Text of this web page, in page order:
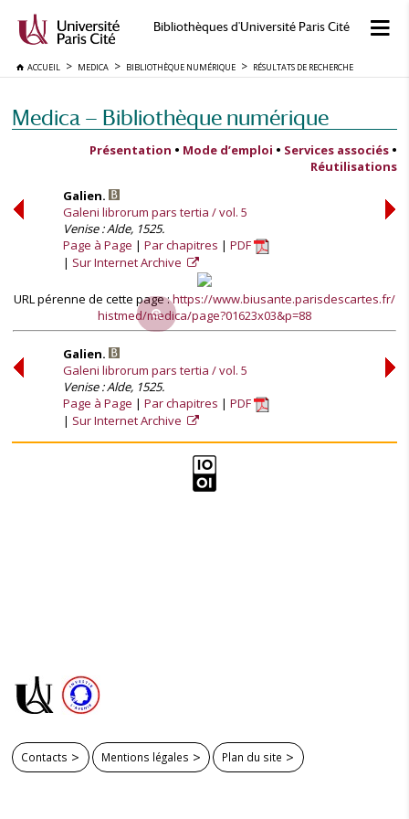
Bibliothèques d'Université Paris Cité
ACCUEIL MEDICA BIBLIOTHÈQUE NUMÉRIQUE RÉSULTATS DE RECHERCHE
Medica — Bibliothèque numérique
Présentation • Mode d’emploi • Services associés •
Réutilisations
Galien.
Galeni librorum pars tertia / vol. 5
Venise : Alde, 1525.
Page à Page
Par chapitres
PDF
Sur Internet Archive
URL pérenne de cette page :https://www.biusante.parisdescartes.fr/
histmed/medica/page?01623x03&p=88
Galien.
Galeni librorum pars tertia / vol. 5
Venise : Alde, 1525.
Page à Page
Par chapitres
PDF
Sur Internet Archive
Contacts Mentions légales Plan du site